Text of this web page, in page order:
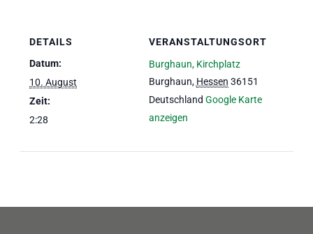
DETAILS
Datum:
10. August
Zeit:
2:28
VERANSTALTUNGSORT
Burghaun, Kirchplatz
Burghaun, Hessen 36151
Deutschland Google Karte
anzeigen